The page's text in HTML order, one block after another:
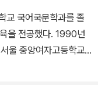
야 함을 다산은 새삼 가
교 국어국문학과를 졸
을 전공했다. 1990년
울 중앙여자고등학교